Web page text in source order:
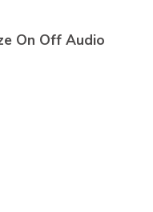
On Off Audio